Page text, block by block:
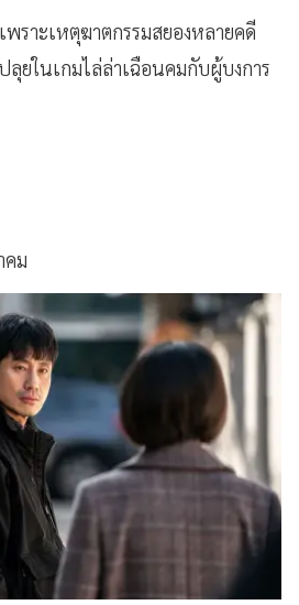
พราะเหตุฆาตกรรมสยองหลายคดี
ลุยในเกมไล่ล่าเฉือนคมกับผู้บงการ
คม